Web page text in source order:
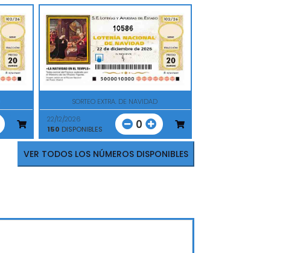
10586
SORTEO EXTRA. DE NAVIDAD
22/12/2026
150 DISPONIBLES 0
VER TODOS LOS NÚMEROS DISPONIBLES